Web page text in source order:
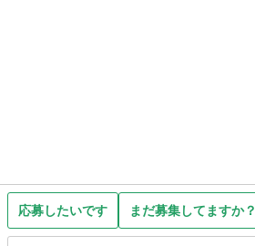
応募したいです まだ募集してますか？